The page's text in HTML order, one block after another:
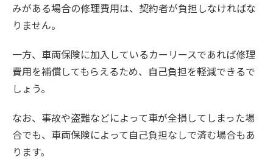
みがある場合の修理費用は、契約者が負担しなければな
りません。
一方、車両保険に加入しているカーリースであれば修理
費用を補償してもらえるため、自己負担を軽減できるで
しょう。
なお、事故や盗難などによって車が全損してしまった場
合でも、車両保険によって自己負担なしで済む場合もあ
ります。